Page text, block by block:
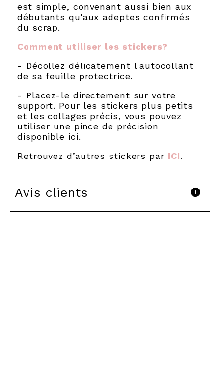
est simple, convenant aussi bien aux
débutants qu'aux adeptes confirmés
du scrap.
Comment utiliser les stickers?
- Décollez délicatement l'autocollant
de sa feuille protectrice.
- Placez-le directement sur votre
support. Pour les stickers plus petits
et les collages précis, vous pouvez
utiliser une pince de précision
disponible ici.
Retrouvez d’autres stickers par ICI.
Avis clients